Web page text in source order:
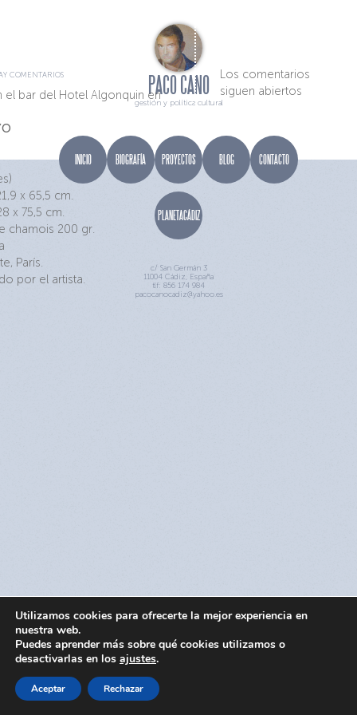
PACO CANO
gestión y política cultural
INICIO BIOGRAFÍA PROYECTOS BLOG CONTACTO
PLANETACÁDIZ
c/ San Germán 3
11004 Cádiz, España
tlf: 856 174 984
pacocanocadiz@yahoo.es
COMENTARIOS
el bar del Hotel Algonquin en
x 65,5 cm.
x 75,5 cm.
chamois 200 gr.
París.
por el artista.
Los comentarios
siguen abiertos
Utilizamos cookies para ofrecerte la mejor experiencia en
nuestra web.
Puedes aprender más sobre qué cookies utilizamos o
desactivarlas en los ajustes.
Aceptar Rechazar